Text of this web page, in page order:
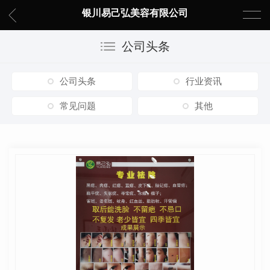
银川易己弘美容有限公司
公司头条
公司头条 行业资讯
常见问题 其他